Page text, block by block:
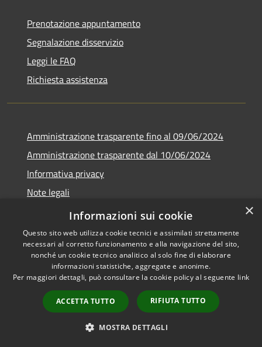
Prenotazione appuntamento
Segnalazione disservizio
Leggi le FAQ
Richiesta assistenza
Amministrazione trasparente fino al 09/06/2024
Amministrazione trasparente dal 10/06/2024
Informativa privacy
Note legali
Dichiarazione di accessibilità
Accessibilità
Copyright © 2026 • Città di
Bresso • Powered by
Municipium•
Accesso
redazione
×
Informazioni sui cookie
Questo sito web utilizza cookie tecnici e assimilati strettamente
necessari al corretto funzionamento e alla navigazione del sito,
nonché un cookie tecnico analitico al solo fine di elaborare
informazioni statistiche, aggregate e anonime.
Per maggiori dettagli, può consultare la cookie policy al seguente link
ACCETTA TUTTO RIFIUTA TUTTO
MOSTRA DETTAGLI